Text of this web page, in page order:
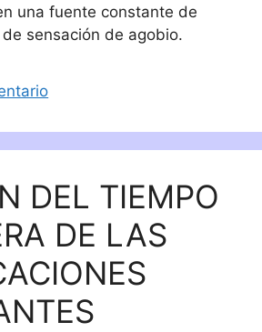
una fuente constante de
sensación de agobio.
DEL TIEMPO
DE LAS